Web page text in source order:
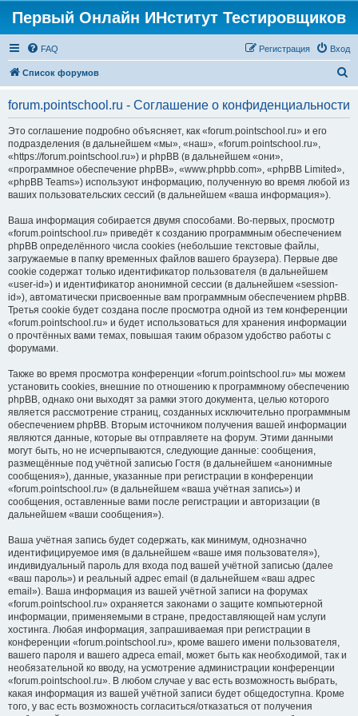
Первый Онлайн ИНститут Тестировщиков
FAQ Вход
Регистрация
Список форумов
forum.pointschool.ru - Соглашение о конфиденциальности
Это соглашение подробно объясняет, как «forum.pointschool.ru» и его
подразделения (в дальнейшем «мы», «наш», «forum.pointschool.ru»,
«https://forum.pointschool.ru») и phpBB (в дальнейшем «они»,
«программное обеспечение phpBB», «www.phpbb.com», «phpBB Limited»,
«phpBB Teams») используют информацию, полученную во время любой из
ваших пользовательских сессий (в дальнейшем «ваша информация»).
Ваша информация собирается двумя способами. Во-первых, просмотр
«forum.pointschool.ru» приведёт к созданию программным обеспечением
phpBB определённого числа cookies (небольшие текстовые файлы,
загружаемые в папку временных файлов вашего браузера). Первые две
cookie содержат только идентификатор пользователя (в дальнейшем
«user-id») и идентификатор анонимной сессии (в дальнейшем «session-
id»), автоматически присвоенные вам программным обеспечением phpBB.
Третья cookie будет создана после просмотра одной из тем конференции
«forum.pointschool.ru» и будет использоваться для хранения информации
о прочтённых вами темах, повышая таким образом удобство работы с
форумами.
Также во время просмотра конференции «forum.pointschool.ru» мы можем
установить cookies, внешние по отношению к программному обеспечению
phpBB, однако они выходят за рамки этого документа, целью которого
является рассмотрение страниц, созданных исключительно программным
обеспечением phpBB. Вторым источником получения вашей информации
являются данные, которые вы отправляете на форум. Этими данными
могут быть, но не исчерпываются, следующие данные: сообщения,
размещённые под учётной записью Гостя (в дальнейшем «анонимные
сообщения»), данные, указанные при регистрации в конференции
«forum.pointschool.ru» (в дальнейшем «ваша учётная запись») и
сообщения, оставленные вами после регистрации и авторизации (в
дальнейшем «ваши сообщения»).
Ваша учётная запись будет содержать, как минимум, однозначно
идентифицируемое имя (в дальнейшем «ваше имя пользователя»),
индивидуальный пароль для входа под вашей учётной записью (далее
«ваш пароль») и реальный адрес email (в дальнейшем «ваш адрес
email»). Ваша информация из вашей учётной записи на форумах
«forum.pointschool.ru» охраняется законами о защите компьютерной
информации, применяемыми в стране, предоставляющей нам услуги
хостинга. Любая информация, запрашиваемая при регистрации в
конференции «forum.pointschool.ru», кроме вашего имени пользователя,
вашего пароля и вашего адреса email, может быть как необходимой, так и
необязательной ко вводу, на усмотрение администрации конференции
«forum.pointschool.ru». В любом случае у вас есть возможность выбрать,
какая информация из вашей учётной записи будет общедоступна. Кроме
того, у вас есть возможность согласиться/отказаться от получения